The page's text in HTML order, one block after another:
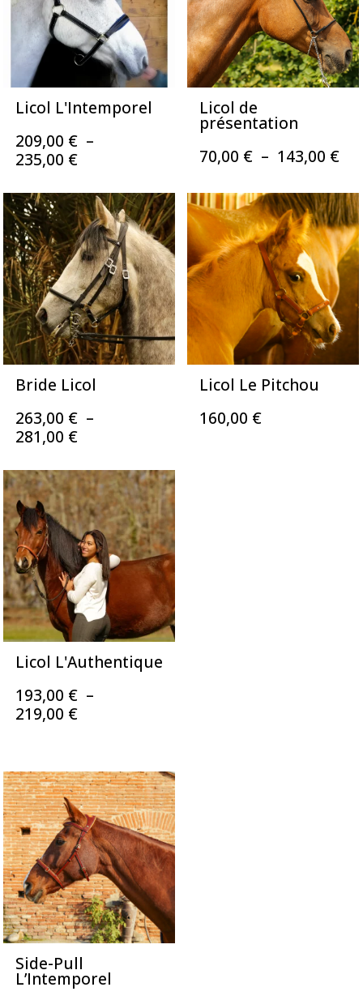
Licol L'Intemporel
209,00 € –
235,00 €Plage
prix :
209,00 €
à
235,00 €
Licol de
présentation
70,00 € – 143,00 €
à
Bride Licol
263,00 € –
281,00 €Plage
prix :
263,00 €
à
281,00 €
Licol Le Pitchou
160,00 €
Licol L'Authentique
193,00 € –
219,00 €Plage
193,00 €
à
219,00 €
Side-Pull
L’Intemporel